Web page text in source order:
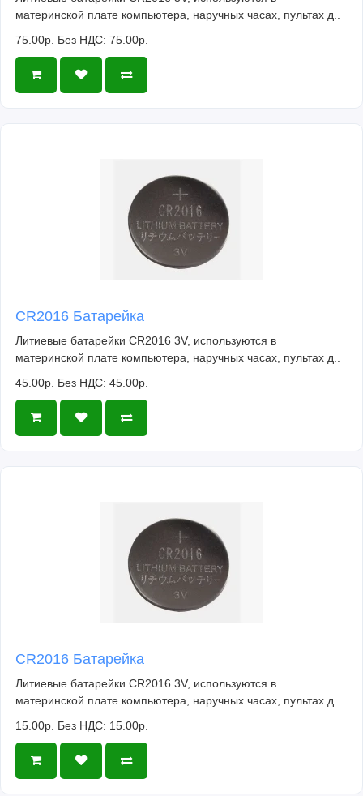
материнской плате компьютера, наручных часах, пультах д..
75.00р. Без НДС: 75.00р.
CR2016 Батарейка
Литиевые батарейки CR2016 3V, используются в
материнской плате компьютера, наручных часах, пультах д..
45.00р. Без НДС: 45.00р.
CR2016 Батарейка
Литиевые батарейки CR2016 3V, используются в
материнской плате компьютера, наручных часах, пультах д..
15.00р. Без НДС: 15.00р.